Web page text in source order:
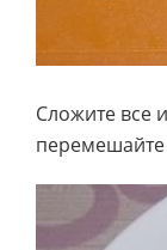
Сложите все
перемешайте